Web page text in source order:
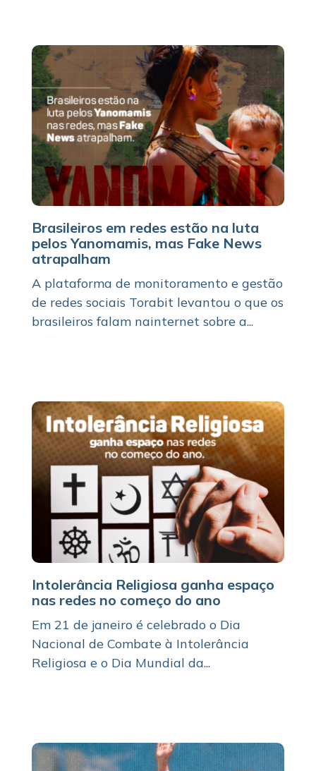
Brasileiros em redes estão na luta
pelos Yanomamis, mas Fake News
atrapalham
A plataforma de monitoramento e gestão
de redes sociais Torabit levantou o que os
brasileiros falam nainternet sobre a...
Intolerância Religiosa ganha espaço
nas redes no começo do ano
Em 21 de janeiro é celebrado o Dia
Nacional de Combate à Intolerância
Religiosa e o Dia Mundial da...